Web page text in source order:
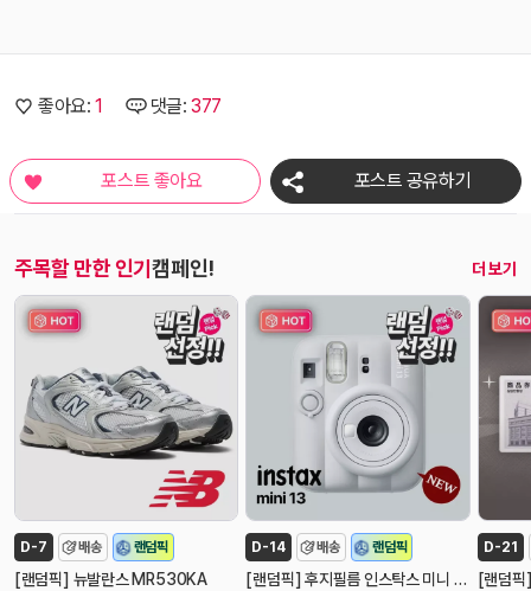
좋아요: 1 댓글: 377
포스트 좋아요 포스트 공유하기
주목할 만한 인기캠페인!
오
늘
캠
더 보기
D-7 배송 랜덤픽
[랜덤픽 ] 뉴발란스 MR530KA
D-14 배송 랜덤픽
[랜덤픽] 후지필름 인스탁스 미니 13 즉석 카메라 (신제품)
D-21
[랜덤픽